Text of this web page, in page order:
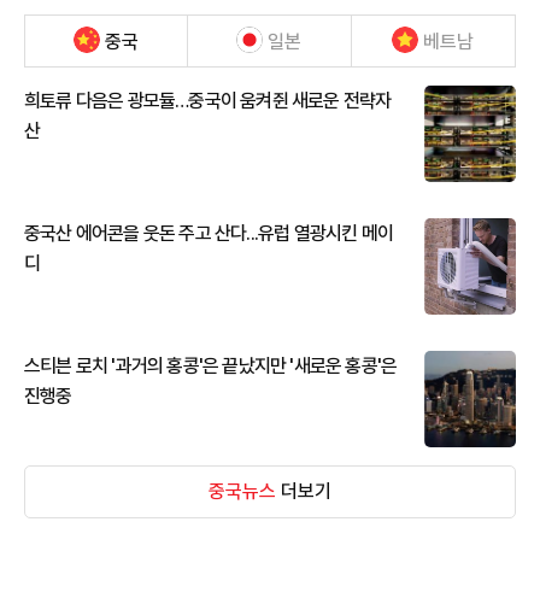
중국 일본 베트남
희토류 다음은 광모듈…중국이 움켜쥔 새로운 전략자
산
중국산 에어콘을 웃돈 주고 산다...유럽 열광시킨 메이
디
스티븐 로치 '과거의 홍콩'은 끝났지만 '새로운 홍콩'은
진행중
중국뉴스 더보기